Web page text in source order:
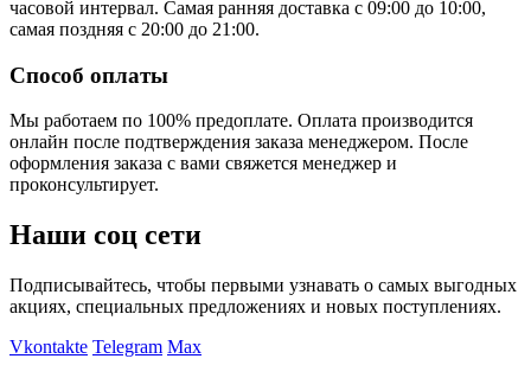
часовой интервал. Самая ранняя доставка с 09:00 до 10:00,
самая поздняя с 20:00 до 21:00.
Способ оплаты
Мы работаем по 100% предоплате. Оплата производится
онлайн после подтверждения заказа менеджером. После
оформления заказа с вами свяжется менеджер и
проконсультирует.
Наши соц сети
Подписывайтесь, чтобы первыми узнавать о самых выгодных
акциях, специальных предложениях и новых поступлениях.
Vkontakte Telegram Max